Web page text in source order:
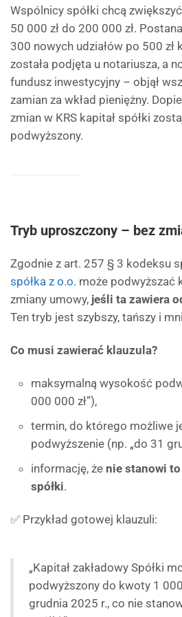
Wspólnicy spółki chcą
50 000 zł do 200 000 zł.
300 nowych udziałów po 500 zł
została podjęta u notariusza, a
fundusz inwestycyjny – objął
zamian za wkład pieniężny.
zmian w KRS kapitał spółki
podwyższony.
Tryb uproszczony – bez
Zgodnie z art. 257 § 3 kodeksu
spółka z o.o. może podwyższać
zmiany umowy, jeśli ta zawiera
Ten tryb jest szybszy, tańszy i
Co musi zawierać klauzula?
maksymalną wysokość
000 000 zł”),
termin, do którego możliwe
podwyższenie (np. „do 31
informację, że nie stanowi
spółki.
✅ Przykład gotowej klauzuli:
„Kapitał zakładowy Spółki
podwyższony do kwoty 1
grudnia 2025 r., co nie